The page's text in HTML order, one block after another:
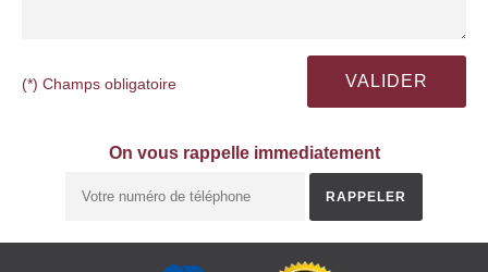
(*) Champs obligatoire
On vous rappelle immediatement